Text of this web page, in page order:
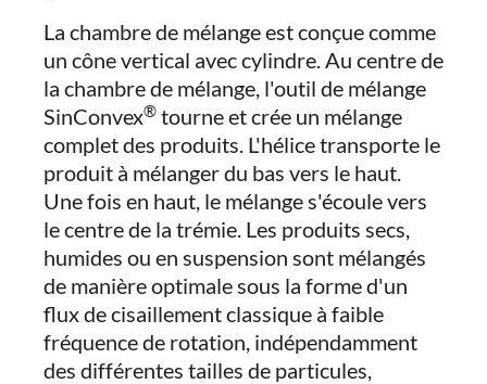
La chambre de mélange est conçue comme
un cône vertical avec cylindre. Au centre de
la chambre de mélange, l'outil de mélange
SinConvex® tourne et crée un mélange
complet des produits. L'hélice transporte le
produit à mélanger du bas vers le haut.
Une fois en haut, le mélange s'écoule vers
le centre de la trémie. Les produits secs,
humides ou en suspension sont mélangés
de manière optimale sous la forme d'un
flux de cisaillement classique à faible
fréquence de rotation, indépendamment
des différentes tailles de particules,